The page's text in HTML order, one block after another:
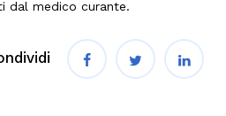
dal medico curante.